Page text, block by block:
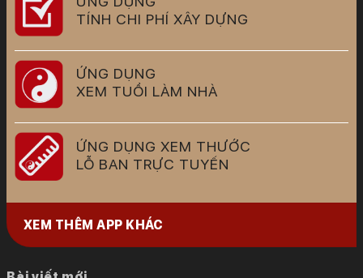
TÍNH CHI PHÍ XÂY DỰNG
ỨNG DỤNG
XEM TUỔI LÀM NHÀ
ỨNG DỤNG XEM THƯỚC
LỖ BAN TRỰC TUYẾN
XEM THÊM APP KHÁC